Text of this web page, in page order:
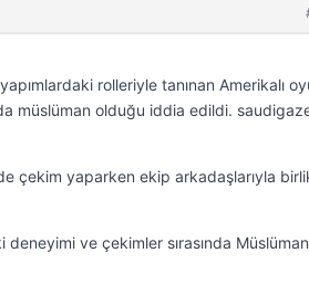
rolleriyle tanınan Amerikalı
müslüman olduğu iddia edildi.
çekim yaparken ekip arkadaşlarıyla
deneyimi ve çekimler sırasında